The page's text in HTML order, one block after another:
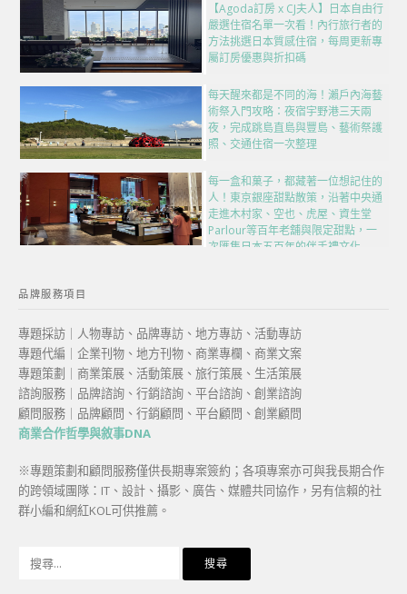
【Agoda訂房 x CJ夫人】日本自由行
嚴選住宿名單一次看！內行旅行者的
方法挑選日本質感住宿，每周更新專
屬訂房優惠與折扣碼
每天醒來都是不同的海！瀨戶內海藝
術祭入門攻略：夜宿宇野港三天兩
夜，完成跳島直島與豐島、藝術祭護
照、交通住宿一次整理
每一盒和菓子，都藏著一位想記住的
人！東京銀座甜點散策，沿著中央通
走進木村家、空也、虎屋、資生堂
Parlour等百年老舖與限定甜點，一
次匯集日本五百年的伴手禮文化
品牌服務項目
專題採訪｜人物專訪、品牌專訪、地方專訪、活動專訪
專題代編｜企業刊物、地方刊物、商業專欄、商業文案
專題策劃｜商業策展、活動策展、旅行策展、生活策展
諮詢服務｜品牌諮詢、行銷諮詢、平台諮詢、創業諮詢
顧問服務｜品牌顧問、行銷顧問、平台顧問、創業顧問
商業合作哲學與敘事DNA
※專題策劃和顧問服務僅供長期專案簽約；各項專案亦可與我長期合作
的跨領域團隊：IT、設計、攝影、廣告、媒體共同協作，另有信賴的社
群小編和網紅KOL可供推薦。